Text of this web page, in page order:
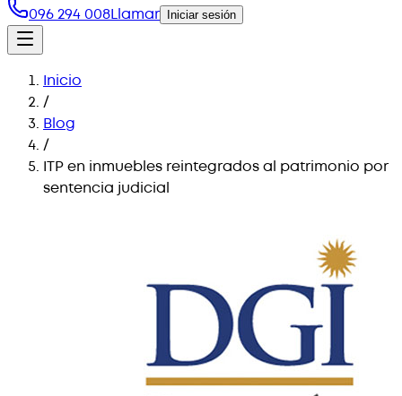
096 294 008Llamar Iniciar sesión
Inicio
/
Blog
/
ITP en inmuebles reintegrados al patrimonio por
sentencia judicial